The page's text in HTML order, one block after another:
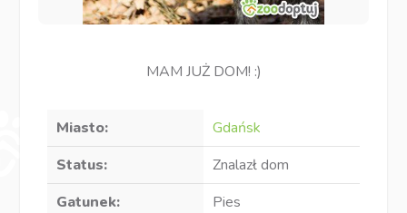
MAM JUŻ DOM! :)
Miasto:
Gdańsk
Status:
Znalazł dom
Gatunek:
Pies